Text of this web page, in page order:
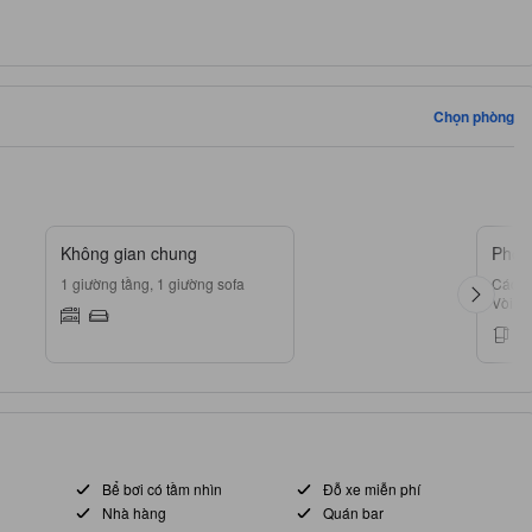
Chọn phòng
Không gian chung
1 giường tầng, 1 giường sofa
Các
Vòi
Bể bơi có tầm nhìn
Đỗ xe miễn phí
Nhà hàng
Quán bar